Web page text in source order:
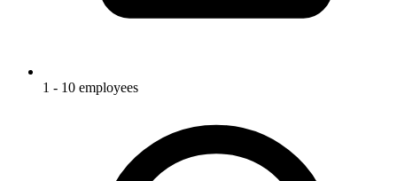
1 - 10 employees